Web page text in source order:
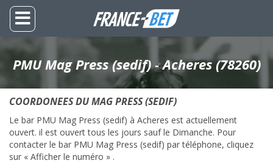
PMU Mag Press (sedif) - Acheres (78260)
COORDONEES DU MAG PRESS (SEDIF)
Le bar PMU Mag Press (sedif) à Acheres est actuellement
ouvert. il est ouvert tous les jours sauf le Dimanche. Pour
contacter le bar PMU Mag Press (sedif) par téléphone, cliquez
sur « Afficher le numéro » .